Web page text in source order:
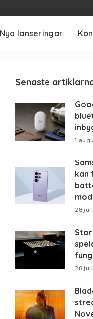
Nya lanseringar
Senaste
1
kan
28
28